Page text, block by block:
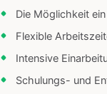
Die Möglichkeit
Flexible
Intensive
Schulungs- und